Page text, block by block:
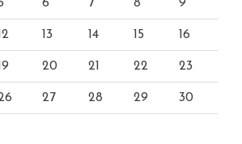
6 7 8 9
13 14 15 16
20 21 22 23
27 28 29 30